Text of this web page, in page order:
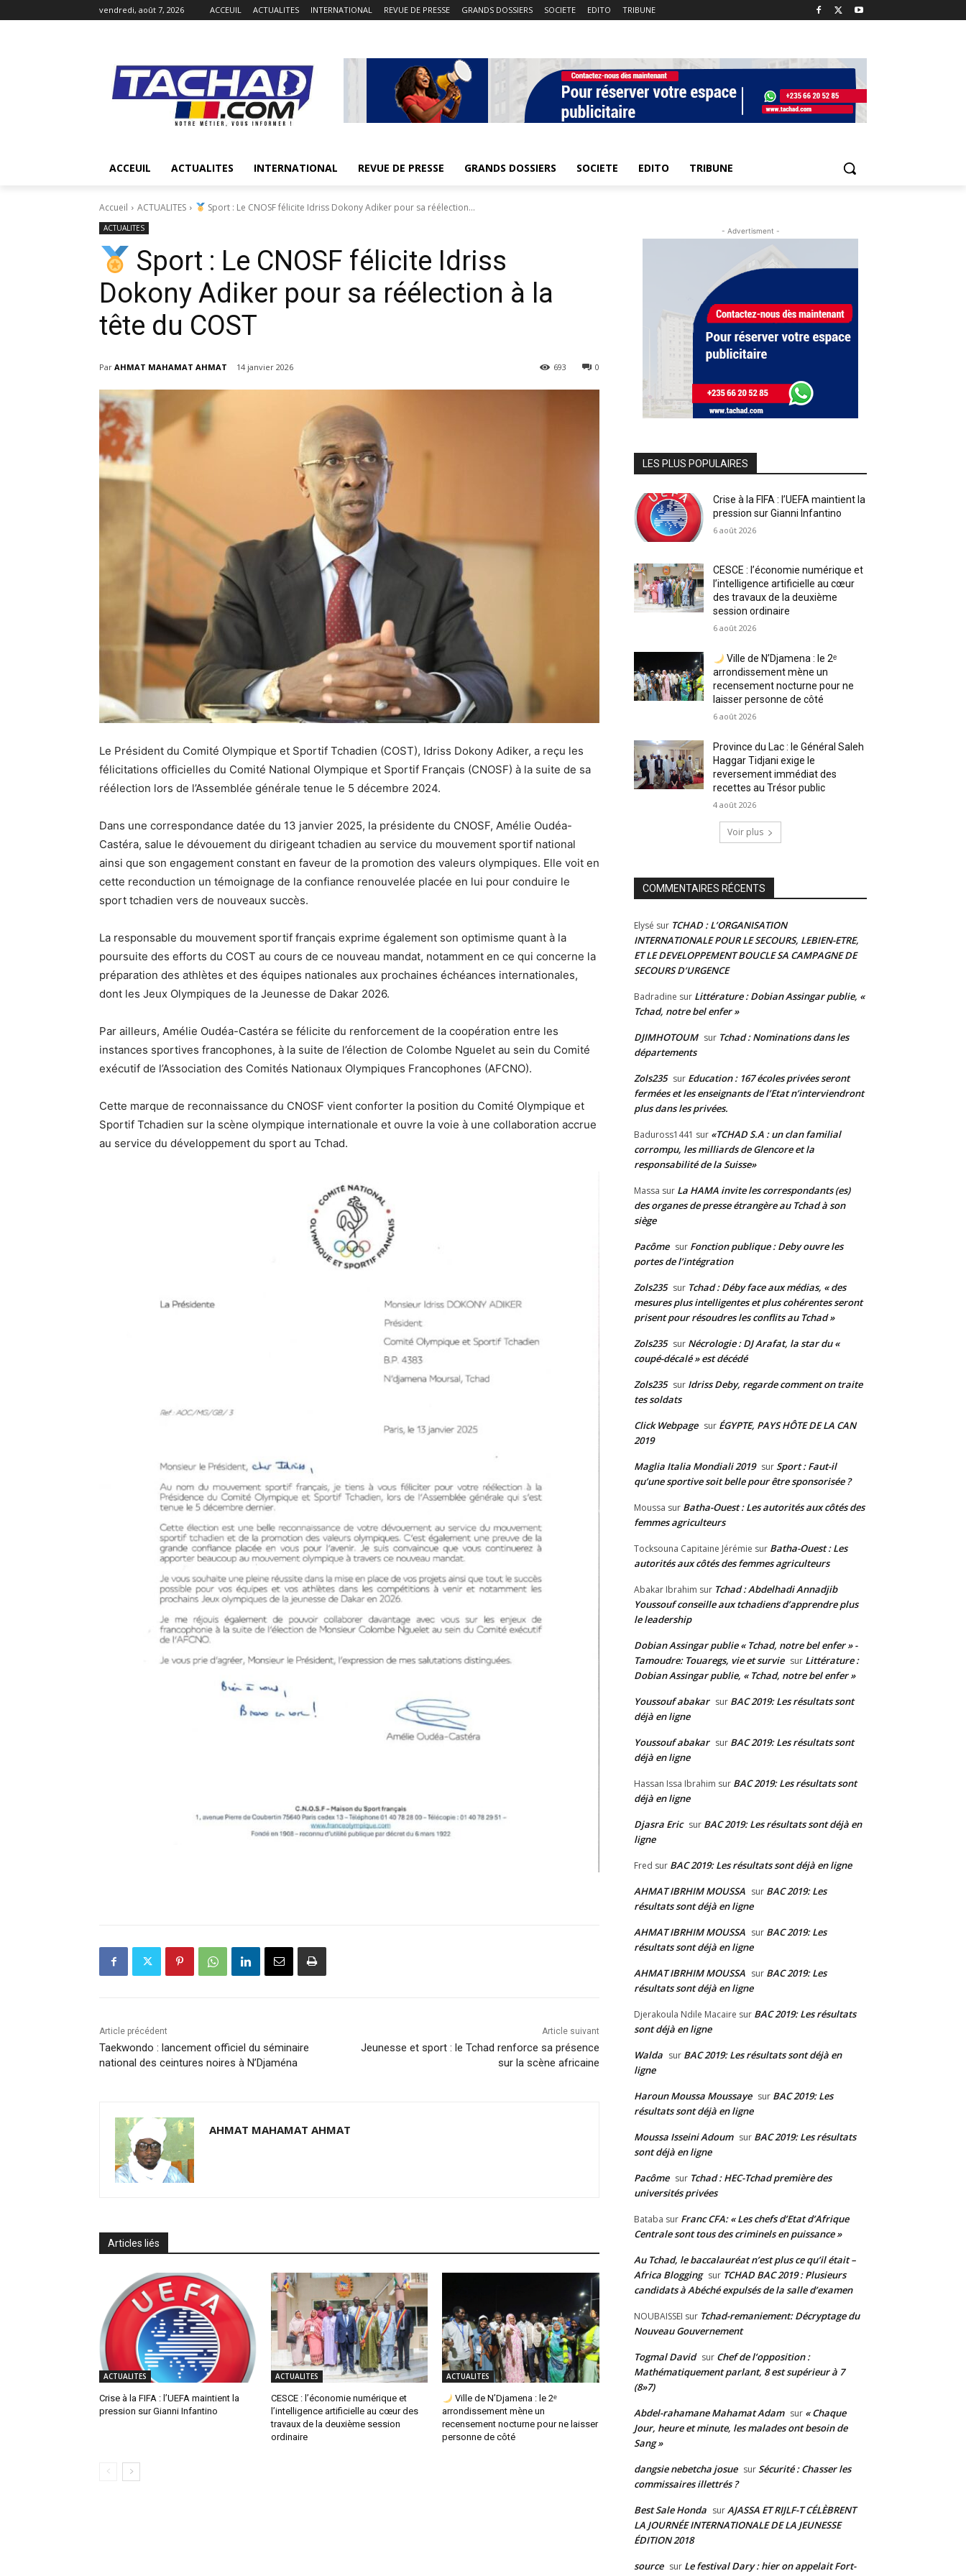
vendredi, août 7, 2026 ACCEUIL ACTUALITES INTERNATIONAL REVUE DE PRESSE GRANDS DOSSIERS SOCIETE EDITO TRIBUNE
ACCEUIL ACTUALITES INTERNATIONAL REVUE DE PRESSE GRANDS DOSSIERS SOCIETE EDITO TRIBUNE
Accueil ACTUALITES Sport : Le CNOSF félicite Idriss Dokony Adiker pour sa réélection...
ACTUALITES
Sport : Le CNOSF félicite Idriss
Dokony Adiker pour sa réélection à la
tête du COST
Par AHMAT MAHAMAT AHMAT 14 janvier 2026 0
693
Le Président du Comité Olympique et Sportif Tchadien (COST), Idriss Dokony Adiker, a reçu les
félicitations officielles du Comité National Olympique et Sportif Français (CNOSF) à la suite de sa
réélection lors de l’Assemblée générale tenue le 5 décembre 2024.
Dans une correspondance datée du 13 janvier 2025, la présidente du CNOSF, Amélie Oudéa-
Castéra, salue le dévouement du dirigeant tchadien au service du mouvement sportif national
ainsi que son engagement constant en faveur de la promotion des valeurs olympiques. Elle voit en
cette reconduction un témoignage de la confiance renouvelée placée en lui pour conduire le
sport tchadien vers de nouveaux succès.
La responsable du mouvement sportif français exprime également son optimisme quant à la
poursuite des efforts du COST au cours de ce nouveau mandat, notamment en ce qui concerne la
préparation des athlètes et des équipes nationales aux prochaines échéances internationales,
dont les Jeux Olympiques de la Jeunesse de Dakar 2026.
Par ailleurs, Amélie Oudéa-Castéra se félicite du renforcement de la coopération entre les
instances sportives francophones, à la suite de l’élection de Colombe Nguelet au sein du Comité
exécutif de l’Association des Comités Nationaux Olympiques Francophones (AFCNO).
Cette marque de reconnaissance du CNOSF vient conforter la position du Comité Olympique et
Sportif Tchadien sur la scène olympique internationale et ouvre la voie à une collaboration accrue
au service du développement du sport au Tchad.
Article précédent
Taekwondo : lancement officiel du séminaire
national des ceintures noires à N’Djaména
Article suivant
Jeunesse et sport : le Tchad renforce sa présence
sur la scène africaine
AHMAT MAHAMAT AHMAT
Articles liés
ACTUALITES
Crise à la FIFA : l’UEFA maintient la
pression sur Gianni Infantino
ACTUALITES
CESCE : l’économie numérique et
l’intelligence artificielle au cœur des
travaux de la deuxième session
ordinaire
ACTUALITES
Ville de N’Djamena : le 2ᵉ
arrondissement mène un
recensement nocturne pour ne laisser
personne de côté
- Advertisment -
LES PLUS POPULAIRES
Crise à la FIFA : l’UEFA maintient la
pression sur Gianni Infantino
6 août 2026
CESCE : l’économie numérique et
l’intelligence artificielle au cœur
des travaux de la deuxième
session ordinaire
6 août 2026
Ville de N’Djamena : le 2ᵉ
arrondissement mène un
recensement nocturne pour ne
laisser personne de côté
6 août 2026
Province du Lac : le Général Saleh
Haggar Tidjani exige le
reversement immédiat des
recettes au Trésor public
4 août 2026
Voir plus
COMMENTAIRES RÉCENTS
Elysé sur TCHAD : L’ORGANISATION
INTERNATIONALE POUR LE SECOURS, LEBIEN-ETRE,
ET LE DEVELOPPEMENT BOUCLE SA CAMPAGNE DE
SECOURS D’URGENCE
Badradine sur Littérature : Dobian Assingar publie, «
Tchad, notre bel enfer »
DJIMHOTOUM sur Tchad : Nominations dans les
départements
Zols235 sur Education : 167 écoles privées seront
fermées et les enseignants de l’Etat n’interviendront
plus dans les privées.
Baduross1441 sur «TCHAD S.A : un clan familial
corrompu, les milliards de Glencore et la
responsabilité de la Suisse»
Massa sur La HAMA invite les correspondants (es)
des organes de presse étrangère au Tchad à son
siège
Pacôme sur Fonction publique : Deby ouvre les
portes de l’intégration
Zols235 sur Tchad : Déby face aux médias, « des
mesures plus intelligentes et plus cohérentes seront
prisent pour résoudres les conflits au Tchad »
Zols235 sur Nécrologie : DJ Arafat, la star du «
coupé-décalé » est décédé
Zols235 sur Idriss Deby, regarde comment on traite
tes soldats
Click Webpage sur ÉGYPTE, PAYS HÔTE DE LA CAN
2019
Maglia Italia Mondiali 2019 surSport : Faut-il
qu’une sportive soit belle pour être sponsorisée ?
Moussa sur Batha-Ouest : Les autorités aux côtés des
femmes agriculteurs
Tocksouna Capitaine Jérémie sur Batha-Ouest : Les
autorités aux côtés des femmes agriculteurs
Abakar Ibrahim sur Tchad : Abdelhadi Annadjib
Youssouf conseille aux tchadiens d’apprendre plus
le leadership
Dobian Assingar publie « Tchad, notre bel enfer » -
Tamoudre: Touaregs, vie et survie sur Littérature :
Dobian Assingar publie, « Tchad, notre bel enfer »
Youssouf abakar sur BAC 2019: Les résultats sont
déjà en ligne
Youssouf abakar sur BAC 2019: Les résultats sont
déjà en ligne
Hassan Issa Ibrahim sur BAC 2019: Les résultats sont
déjà en ligne
Djasra Eric sur BAC 2019: Les résultats sont déjà en
ligne
Fred sur BAC 2019: Les résultats sont déjà en ligne
AHMAT IBRHIM MOUSSA sur BAC 2019: Les
résultats sont déjà en ligne
AHMAT IBRHIM MOUSSA sur BAC 2019: Les
résultats sont déjà en ligne
AHMAT IBRHIM MOUSSA sur BAC 2019: Les
résultats sont déjà en ligne
Djerakoula Ndile Macaire sur BAC 2019: Les résultats
sont déjà en ligne
Walda sur BAC 2019: Les résultats sont déjà en
ligne
Haroun Moussa Moussaye sur BAC 2019: Les
résultats sont déjà en ligne
Moussa Isseini Adoum sur BAC 2019: Les résultats
sont déjà en ligne
Pacôme sur Tchad : HEC-Tchad première des
universités privées
Bataba sur Franc CFA: « Les chefs d’Etat d’Afrique
Centrale sont tous des criminels en puissance »
Au Tchad, le baccalauréat n’est plus ce qu’il était –
Africa Blogging sur TCHAD BAC 2019 : Plusieurs
candidats à Abéché expulsés de la salle d’examen
NOUBAISSEI sur Tchad-remaniement: Décryptage du
Nouveau Gouvernement
Togmal David sur Chef de l’opposition :
Mathématiquement parlant, 8 est supérieur à 7
(8»7)
Abdel-rahamane Mahamat Adam sur « Chaque
Jour, heure et minute, les malades ont besoin de
Sang »
dangsie nebetcha josue surSécurité : Chasser les
commissaires illettrés ?
Best Sale Honda surAJASSA ET RIJLF-T CÉLÈBRENT
LA JOURNÉE INTERNATIONALE DE LA JEUNESSE
ÉDITION 2018
source sur Le festival Dary : hier on appelait Fort-